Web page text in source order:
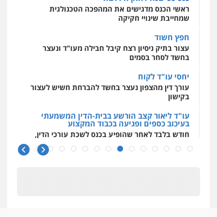
ראשי הכנס מדגישים את המהפכה הטכנולגית
שמחייבת שינויי חקיקה
חפץ חשוד
עצור בתיק ניסיון רצח קיבל חבילה מעו"ד ונעצר
בחשד לסחר בסמים
יחסי עו"ד לקוח
עורך דין מהצפון נעצר בחשד להברחת חשיש לעצור
בקישון
עו"ד ליאור קצב הורשע בבית-הדין המשמעתי
בעיכוב כספים ופגיעה בכבוד המקצוע
חודש בלבד לאחר שהופיע בכנס לשכת עורכי הדין,